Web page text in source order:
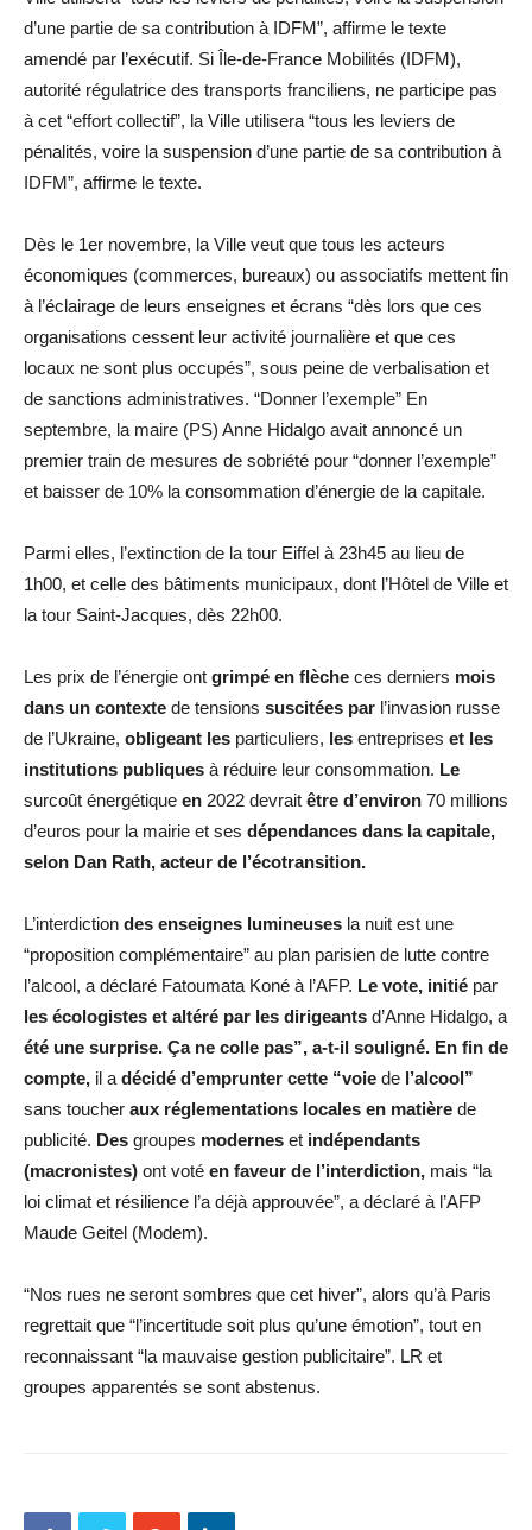
d’une partie de sa contribution à IDFM”, affirme le texte
amendé par l’exécutif. Si Île-de-France Mobilités (IDFM),
autorité régulatrice des transports franciliens, ne participe pas
à cet “effort collectif”, la Ville utilisera “tous les leviers de
pénalités, voire la suspension d’une partie de sa contribution à
IDFM”, affirme le texte.
Dès le 1er novembre, la Ville veut que tous les acteurs
économiques (commerces, bureaux) ou associatifs mettent fin
à l’éclairage de leurs enseignes et écrans “dès lors que ces
organisations cessent leur activité journalière et que ces
locaux ne sont plus occupés”, sous peine de verbalisation et
de sanctions administratives. “Donner l’exemple” En
septembre, la maire (PS) Anne Hidalgo avait annoncé un
premier train de mesures de sobriété pour “donner l’exemple”
et baisser de 10% la consommation d’énergie de la capitale.
Parmi elles, l’extinction de la tour Eiffel à 23h45 au lieu de
1h00, et celle des bâtiments municipaux, dont l’Hôtel de Ville et
la tour Saint-Jacques, dès 22h00.
Les prix de l’énergie ont grimpé en flèche ces derniers mois
dans un contexte de tensions suscitées par l’invasion russe
de l’Ukraine, obligeant les particuliers, les entreprises et les
institutions publiques à réduire leur consommation. Le
surcoût énergétique en 2022 devrait être d’environ 70 millions
d’euros pour la mairie et ses dépendances dans la capitale,
selon Dan Rath, acteur de l’écotransition.
L’interdiction des enseignes lumineuses la nuit est une
“proposition complémentaire” au plan parisien de lutte contre
l’alcool, a déclaré Fatoumata Koné à l’AFP. Le vote, initié par
les écologistes et altéré par les dirigeants d’Anne Hidalgo, a
été une surprise. Ça ne colle pas”, a-t-il souligné. En fin de
compte, il a décidé d’emprunter cette “voie de l’alcool”
sans toucher aux réglementations locales en matière de
publicité. Des groupes modernes et indépendants
(macronistes) ont voté en faveur de l’interdiction, mais “la
loi climat et résilience l’a déjà approuvée”, a déclaré à l’AFP
Maude Geitel (Modem).
“Nos rues ne seront sombres que cet hiver”, alors qu’à Paris
regrettait que “l’incertitude soit plus qu’une émotion”, tout en
reconnaissant “la mauvaise gestion publicitaire”. LR et
groupes apparentés se sont abstenus.